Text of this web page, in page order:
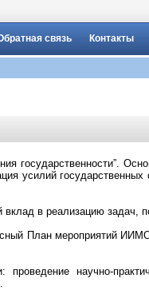
связь Контакты
государственности”.
усилий
в реализацию задач,
План мероприятий
научно-